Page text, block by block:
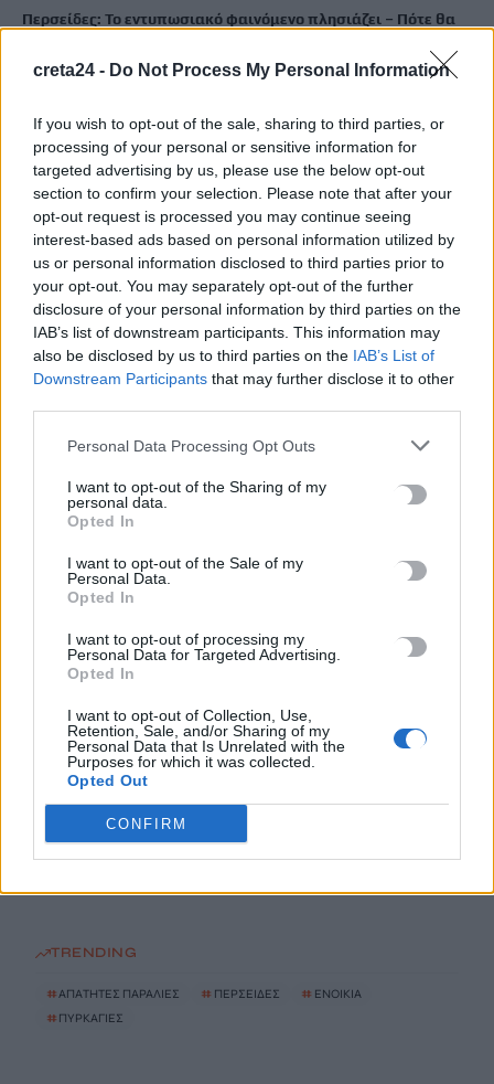
creta24 - Do Not Process My Personal Information
If you wish to opt-out of the sale, sharing to third parties, or
processing of your personal or sensitive information for
targeted advertising by us, please use the below opt-out
section to confirm your selection. Please note that after your
opt-out request is processed you may continue seeing
interest-based ads based on personal information utilized by
us or personal information disclosed to third parties prior to
your opt-out. You may separately opt-out of the further
disclosure of your personal information by third parties on the
IAB’s list of downstream participants. This information may
also be disclosed by us to third parties on the IAB’s List of
Downstream Participants that may further disclose it to other
Personal Data Processing Opt Outs
I want to opt-out of the Sharing of my
personal data.
Opted In
I want to opt-out of the Sale of my
Personal Data.
Opted In
I want to opt-out of processing my
Personal Data for Targeted Advertising.
Opted In
I want to opt-out of Collection, Use,
Retention, Sale, and/or Sharing of my
Personal Data that Is Unrelated with the
Purposes for which it was collected.
Opted Out
CONFIRM
Περσείδες: Το εντυπωσιακό φαινόμενο πλησιάζει – Πότε θα
8 Αυγούστου, 2026
Ενοίκια: Πότε γίνονται υποχρεωτικές οι πληρωμές μέσω
τραπεζών
8 Αυγούστου, 2026
Ισπανία: Η συγκινητική επανένωση γυναίκας με τα
γαϊδουράκια της μετά τις πυρκαγιές
8 Αυγούστου, 2026
Στις 19 Αυγούστου η γενική συνέλευση του συλλόγου
κρεοπωλών Χανίων
8 Αυγούστου, 2026
Πανεπιστήμιο Κρήτης για το ακαδημαϊκό έτος 2026-2027
8 Αυγούστου, 2026
Άνοια: Ποια είναι τα επαγγέλματα που προστατεύουν τον
8 Αυγούστου, 2026
Η προϋπόθεση
8 Αυγούστου, 2026
Θεατρική αφήγηση «Έρευσεν ύδωρ» στο Δημοτικό Σχολείο
Κεφαλά
TRENDING
#ΑΠΑΤΗΤΕΣ ΠΑΡΑΛΙΕΣ # ΠΕΡΣΕΙΔΕΣ # ΕΝΟΙΚΙΑ
# ΠΥΡΚΑΓΙΕΣ